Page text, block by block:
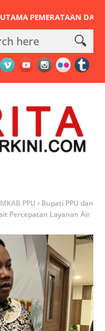
DAN URAT
PPU
Bupati PPU dan
Percepatan Layanan Air